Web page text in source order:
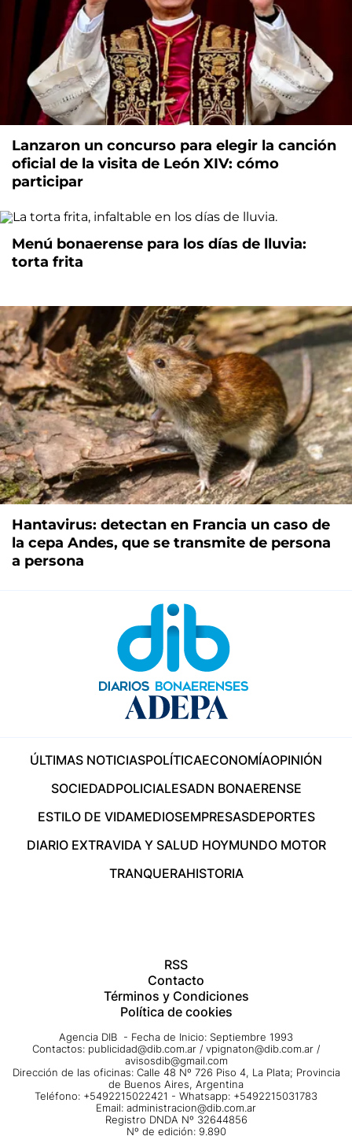
Lanzaron un concurso para elegir la canción
oficial de la visita de León XIV: cómo
participar
Menú bonaerense para los días de lluvia:
torta frita
Hantavirus: detectan en Francia un caso de
la cepa Andes, que se transmite de persona
a persona
ÚLTIMAS NOTICIASPOLÍTICAECONOMÍAOPINIÓN
SOCIEDADPOLICIALESADN BONAERENSE
ESTILO DE VIDAMEDIOSEMPRESASDEPORTES
DIARIO EXTRAVIDA Y SALUD HOYMUNDO MOTOR
TRANQUERAHISTORIA
RSS
Contacto
Términos y Condiciones
Política de cookies
Agencia DIB - Fecha de Inicio: Septiembre 1993
Contactos: publicidad@dib.com.ar / vpignaton@dib.com.ar /
avisosdib@gmail.com
Dirección de las oficinas: Calle 48 Nº 726 Piso 4, La Plata; Provincia
de Buenos Aires, Argentina
Teléfono: +5492215022421 - Whatsapp: +5492215031783
Email: administracion@dib.com.ar
Registro DNDA Nº 32644856
Nº de edición: 9.890